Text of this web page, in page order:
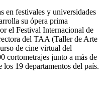
en festivales y universidades
su ópera prima
el Festival Internacional de
del TAA (Taller de Arte
de cine virtual del
cortometrajes junto a más de
los 19 departamentos del país.